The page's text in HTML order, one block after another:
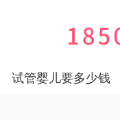
试管婴儿要多少钱